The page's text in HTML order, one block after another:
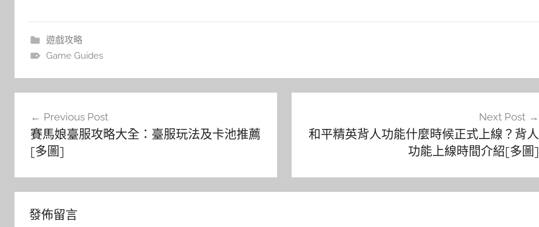
遊戲攻略
Game Guides
Previous Post
賽馬娘臺服攻略大全：臺服玩法及卡池推薦
[多圖]
Next Post
和平精英背人功能什麼時候正式上線？背人
功能上線時間介紹[多圖]
發佈留言